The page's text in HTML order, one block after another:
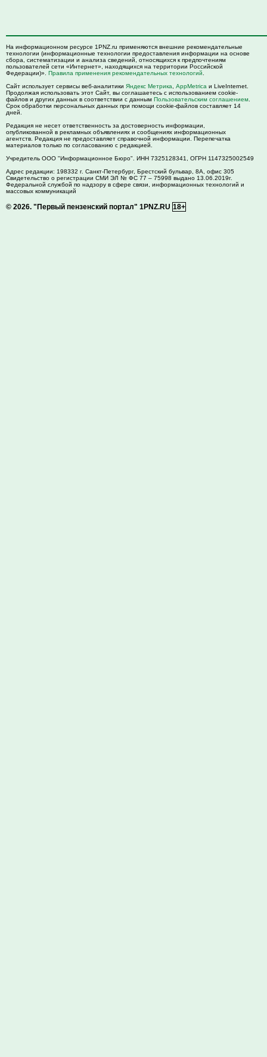
На информационном ресурсе 1PNZ.ru применяются внешние рекомендательные
технологии (информационные технологии предоставления информации на основе
сбора, систематизации и анализа сведений, относящихся к предпочтениям
пользователей сети «Интернет», находящихся на территории Российской
Федерации)». Правила применения рекомендательных технологий
Сайт использует сервисы веб-аналитики Яндекс Метрика AppMetrica и LiveInternet.
Продолжая использовать этот Сайт, вы соглашаетесь с использованием cookie-
файлов и других данных в соответствии с данным Пользовательским соглашением
Срок обработки персональных данных при помощи cookie-файлов составляет 14
дней.
Редакция не несет ответственность за достоверность информации,
опубликованной в рекламных объявлениях и сообщениях информационных
агентств. Редакция не предоставляет справочной информации. Перепечатка
материалов только по согласованию с редакцией.
Учредитель ООО "Информационное Бюро". ИНН 7325128341, ОГРН 1147325002549
Адрес редакции: 198332 г. Санкт-Петербург, Брестский бульвар, 8А, офис 305
Свидетельство о регистрации СМИ ЭЛ № ФС 77 – 75998 выдано 13.06.2019г.
Федеральной службой по надзору в сфере связи, информационных технологий и
массовых коммуникаций
© 2026. "Первый пензенский портал" 1PNZ.RU 18+